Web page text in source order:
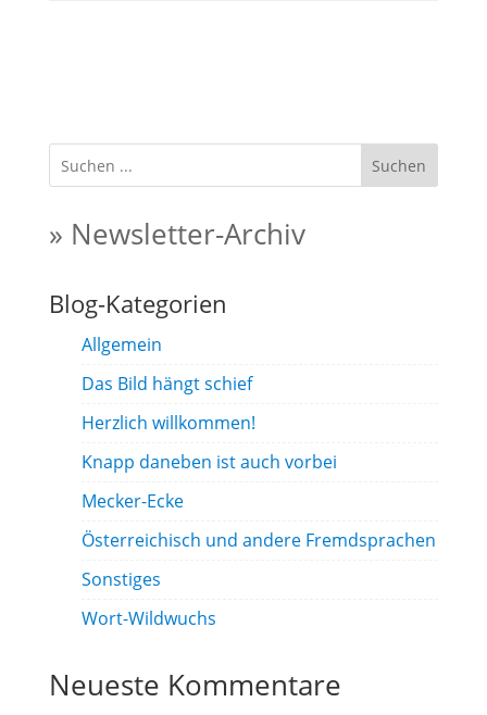
Suchen
» Newsletter-Archiv
Blog-Kategorien
Allgemein
Das Bild hängt schief
Herzlich willkommen!
Knapp daneben ist auch vorbei
Mecker-Ecke
Österreichisch und andere Fremdsprachen
Sonstiges
Wort-Wildwuchs
Neueste Kommentare